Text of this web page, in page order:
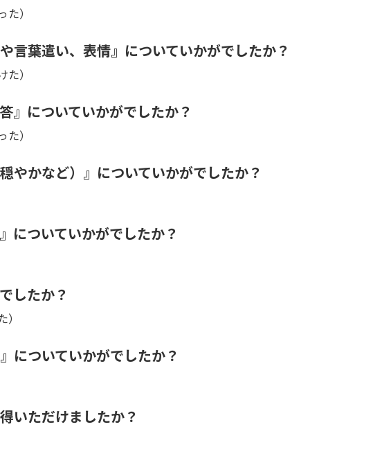
）
言葉遣い、表情』についていかがでしたか？
）
』についていかがでしたか？
）
やかなど）』についていかがでしたか？
についていかがでしたか？
したか？
についていかがでしたか？
いただけましたか？